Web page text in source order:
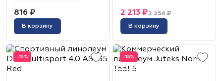
816 ₽
В корзину
2 254 ₽
2 213 ₽
В корзину
-15% -15%